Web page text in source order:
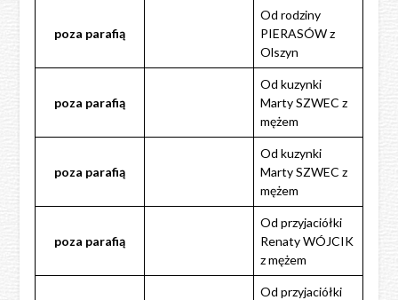
poza parafią
Od rodziny
PIERASÓW z
Olszyn
poza parafią
Od kuzynki
Marty SZWEC z
mężem
poza parafią
Od kuzynki
Marty SZWEC z
mężem
poza parafią
Od przyjaciółki
Renaty WÓJCIK
z mężem
Od przyjaciółki